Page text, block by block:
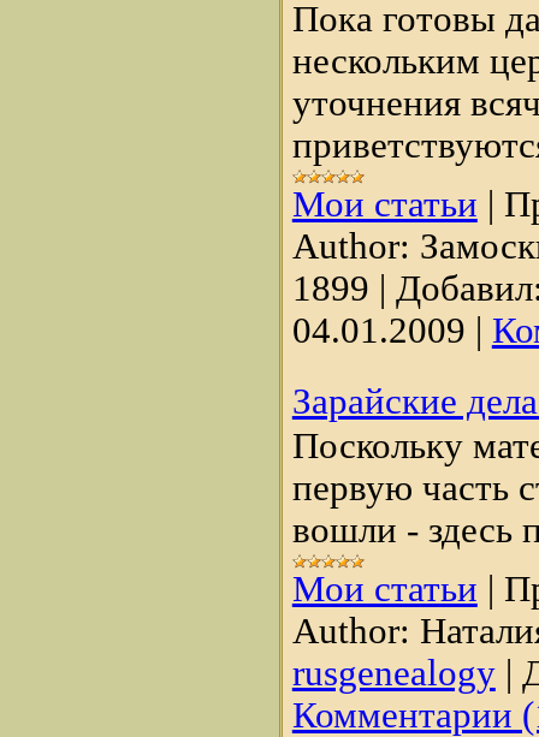
Пока готовы
нескольким
уточнения
Мои статьи
Author:
1899
04.01.2009
Зарайские
Поскольку
первую часть
вошли - здесь
Мои статьи
Author:
rusgenealogy|
Комментарии